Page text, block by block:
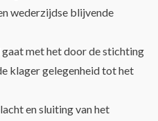
wederzijdse blijvende
met het door de stichting
klager gelegenheid tot het
en sluiting van het